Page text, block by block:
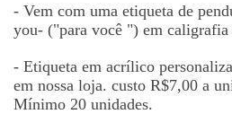
- Vem com uma etiqueta de
you- ("para você ") em caligrafia
- Etiqueta em acrílico
em nossa loja. custo R$7,00 a
Mínimo 20 unidades.